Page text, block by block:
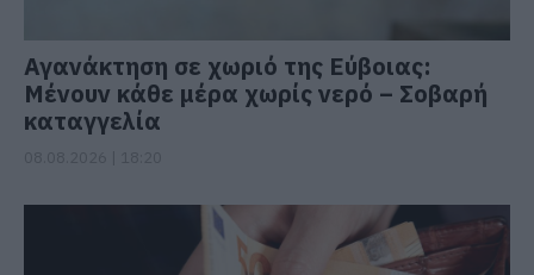
Αγανάκτηση σε χωριό της Εύβοιας:
Μένουν κάθε μέρα χωρίς νερό – Σοβαρή
καταγγελία